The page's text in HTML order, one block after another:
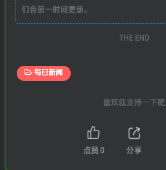
们会第一时间更新。
THE END
每日新闻
喜欢就支持一下吧
点赞 0 分享